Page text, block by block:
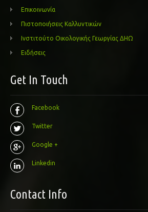
Επικοινωνία
Πιστοποιήσεις Καλλυντικών
Ινστιτούτο Οικολογικής Γεωργίας ΔΗΩ
Ειδήσεις
Get In Touch
Facebook
Twitter
Google +
Linkedin
Contact Info